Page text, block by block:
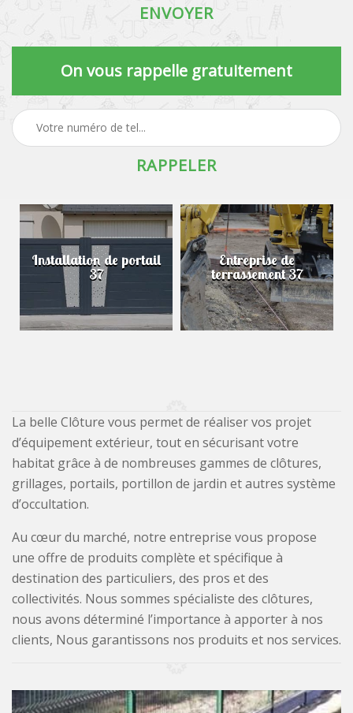
On vous rappelle gratuitement
Installation de portail
37
Entreprise de
terrassement 37
La belle Clôture vous permet de réaliser vos projet
d’équipement extérieur, tout en sécurisant votre
habitat grâce à de nombreuses gammes de clôtures,
grillages, portails, portillon de jardin et autres système
d’occultation.
Au cœur du marché, notre entreprise vous propose
une offre de produits complète et spécifique à
destination des particuliers, des pros et des
collectivités. Nous sommes spécialiste des clôtures,
nous avons déterminé l’importance à apporter à nos
clients, Nous garantissons nos produits et nos services.